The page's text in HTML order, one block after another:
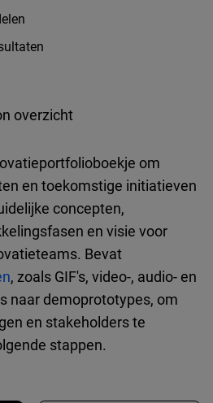
overzicht
om
en toekomstige initiatieven
concepten,
en visie voor
Bevat
, zoals GIF's, video-, audio- en
naar demoprototypes, om
en stakeholders te
stappen.